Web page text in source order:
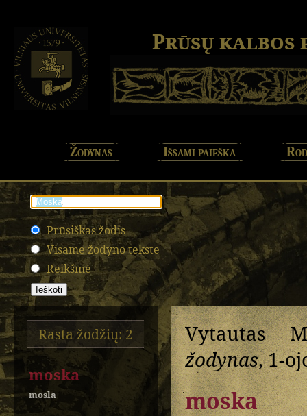
Prūsų kalbos
Žodynas Išsami paieška
Prūsiškas žodis
Visame žodyno tekste
Reikšmė
Rasta žodžių: 2
moska
mosla
Vytautas
žodynas, 1-
moska